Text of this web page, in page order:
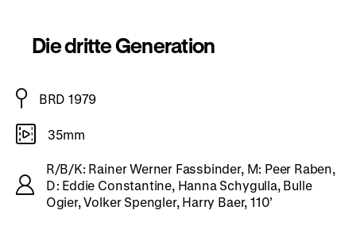
Die dritte Generation
BRD 1979
35mm
R/B/K: Rainer Werner Fassbinder, M: Peer Raben,
D: Eddie Constantine, Hanna Schygulla, Bulle
Ogier, Volker Spengler, Harry Baer, 110’